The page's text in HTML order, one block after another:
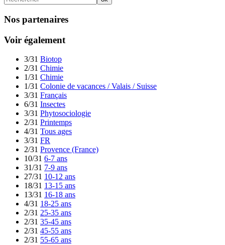
Nos partenaires
Voir également
3/31 Biotop
2/31 Chimie
1/31 Chimie
1/31 Colonie de vacances / Valais / Suisse
3/31 Français
6/31 Insectes
3/31 Phytosociologie
2/31 Printemps
4/31 Tous ages
3/31 FR
2/31 Provence (France)
10/31 6-7 ans
31/31 7-9 ans
27/31 10-12 ans
18/31 13-15 ans
13/31 16-18 ans
4/31 18-25 ans
2/31 25-35 ans
2/31 35-45 ans
2/31 45-55 ans
2/31 55-65 ans